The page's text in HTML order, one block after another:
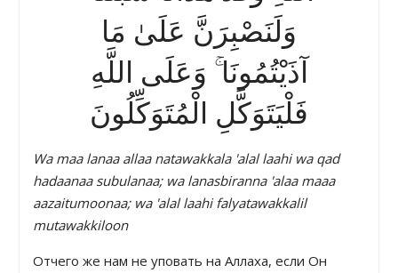
وَلَنَصْبِرَنَّ عَلَىٰ مَا
آذَيْتُمُونَا ۚ وَعَلَى اللَّهِ
فَلْيَتَوَكَّلِ الْمُتَوَكِّلُونَ
Wa maa lanaa allaa natawakkala 'alal laahi wa qad
hadaanaa subulanaa; wa lanasbiranna 'alaa maaa
aazaitumoonaa; wa 'alal laahi falyatawakkalil
mutawakkiloon
Отчего же нам не уповать на Аллаха, если Он